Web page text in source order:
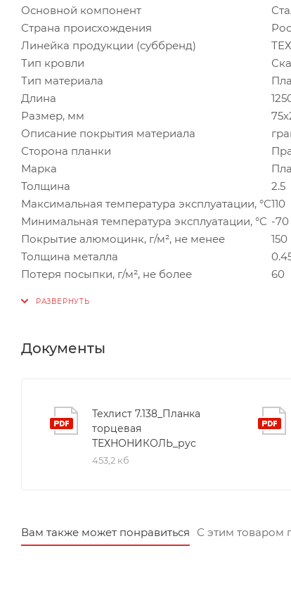
Основной компонент
Страна происхождения
Линейка продукции (суббренд)
Тип кровли
Тип материала
Длина
Размер, мм
Описание покрытия материала
Сторона планки
Марка
Толщина
2.5
Максимальная температура эксплуатации, °С110
Минимальная температура эксплуатации, °С -70
Покрытие алюмоцинк, г/м², не менее
150
Толщина металла
Потеря посыпки, г/м², не более
60
Документы
Техлист 7.138_Планка
торцевая
ТЕХНОНИКОЛЬ_рус
453,2 кб
Вам также может понравиться С этим товаром